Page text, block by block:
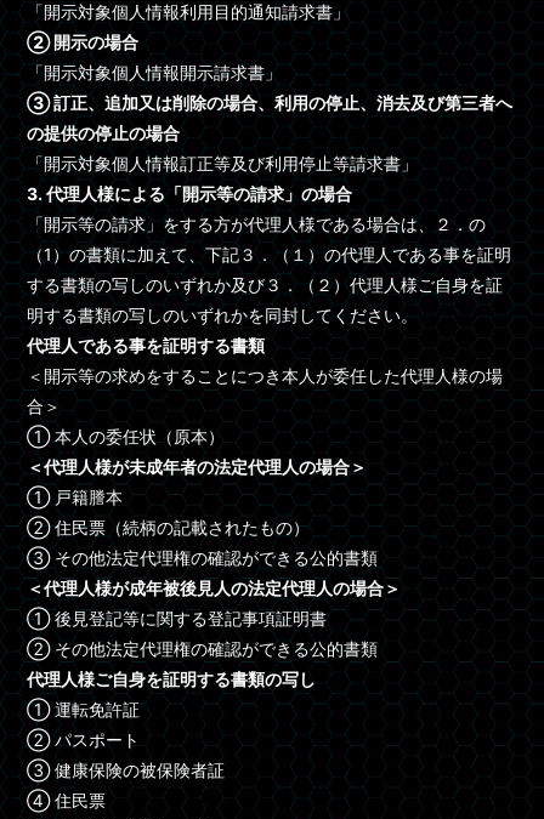
「開示対象個人情報利用目的通知請求書」
② 開示の場合
「開示対象個人情報開示請求書」
③ 訂正、追加又は削除の場合、利用の停止、消去及び第三者へ
の提供の停止の場合
「開示対象個人情報訂正等及び利用停止等請求書」
3. 代理人様による「開示等の請求」の場合
「開示等の請求」をする方が代理人様である場合は、２．の
（1）の書類に加えて、下記３．（１）の代理人である事を証明
する書類の写しのいずれか及び３．（２）代理人様ご自身を証
明する書類の写しのいずれかを同封してください。
代理人である事を証明する書類
＜開示等の求めをすることにつき本人が委任した代理人様の場
合＞
① 本人の委任状（原本）
＜代理人様が未成年者の法定代理人の場合＞
① 戸籍謄本
② 住民票（続柄の記載されたもの）
③ その他法定代理権の確認ができる公的書類
＜代理人様が成年被後見人の法定代理人の場合＞
① 後見登記等に関する登記事項証明書
② その他法定代理権の確認ができる公的書類
代理人様ご自身を証明する書類の写し
① 運転免許証
② パスポート
③ 健康保険の被保険者証
④ 住民票